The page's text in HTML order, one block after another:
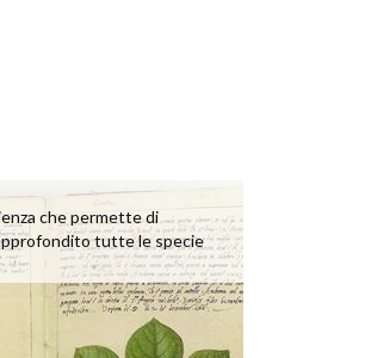
che permette di
tutte le specie